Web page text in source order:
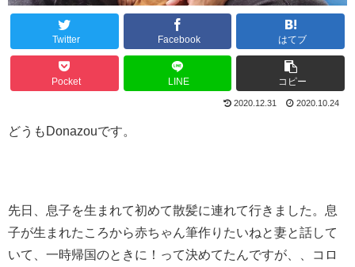
Twitter Facebook はてブ
Pocket LINE コピー
2020.12.31 2020.10.24
どうもDonazouです。
先日、息子を生まれて初めて散髪に連れて行きました。息
子が生まれたころから赤ちゃん筆作りたいねと妻と話して
いて、一時帰国のときに！って決めてたんですが、、コロ